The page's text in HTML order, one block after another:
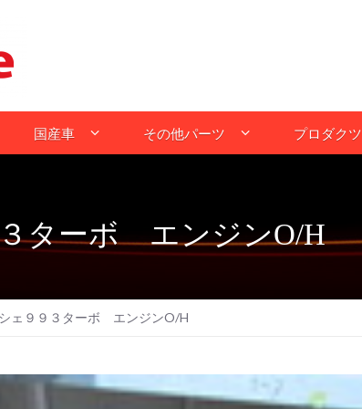
国産車 その他パーツ プロダクツ
ターボ エンジンO/H
ェ９９３ターボ エンジンO/H